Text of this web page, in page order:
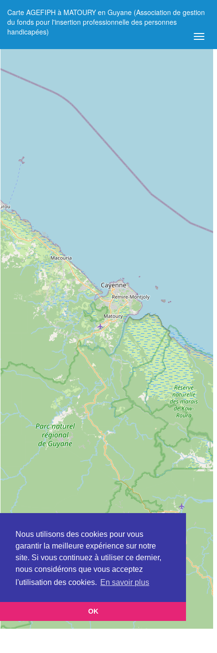
Nous utilisons des cookies pour vous
garantir la meilleure expérience sur notre
site. Si vous continuez à utiliser ce dernier,
nous considérons que vous acceptez
l'utilisation des cookies. En savoir plus
OK
Carte AGEFIPH à MATOURY en Guyane (Association de gestion
du fonds pour l'insertion professionnelle des personnes
handicapées)
+
−